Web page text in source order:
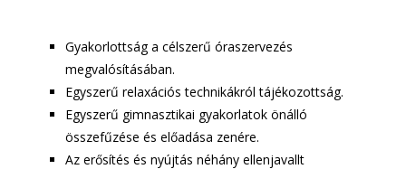
Gyakorlottság a célszerű óraszervezés
megvalósításában.
Egyszerű relaxációs technikákról tájékozottság.
Egyszerű gimnasztikai gyakorlatok önálló
összefűzése és előadása zenére.
Az erősítés és nyújtás néhány ellenjavallt